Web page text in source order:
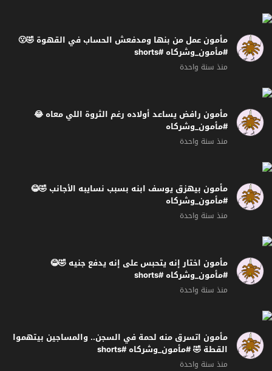
مأمون عمل من بنها ومدفعش الحساب في القهوة 🤣😮
#مأمون_وشركاه #shorts
منذ سنة واحدة
مأمون رافض يساعد أولاده رغم الثروة اللي معاه 😂
#مأمون_وشركاه
منذ سنة واحدة
مأمون بيهزق يوسف ابنه بسبب نسايبه الأجانب 🤣😂
#مأمون_وشركاه
منذ سنة واحدة
مأمون اختار إنه يتحبس على إنه يدفع جنيه 🤣😂
#مأمون_وشركاه #shorts
منذ سنة واحدة
مأمون اتسرق منه لحمة في السجن.. والمساجين بيتهموا
القطة 🤣 #مأمون_وشركاه #shorts
منذ سنة واحدة